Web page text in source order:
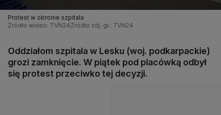
Protest w obronie szpitala
Źródło wideo: TVN24 Źródło zdj. gł.: TVN24
Oddziałom szpitala w Lesku (woj. podkarpackie)
grozi zamknięcie. W piątek pod placówką odbył
się protest przeciwko tej decyzji.